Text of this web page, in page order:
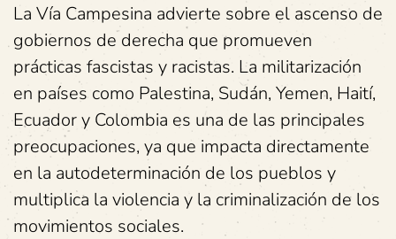
La Vía Campesina advierte sobre el ascenso de
gobiernos de derecha que promueven
prácticas fascistas y racistas. La militarización
en países como Palestina, Sudán, Yemen, Haití,
Ecuador y Colombia es una de las principales
preocupaciones, ya que impacta directamente
en la autodeterminación de los pueblos y
multiplica la violencia y la criminalización de los
movimientos sociales.